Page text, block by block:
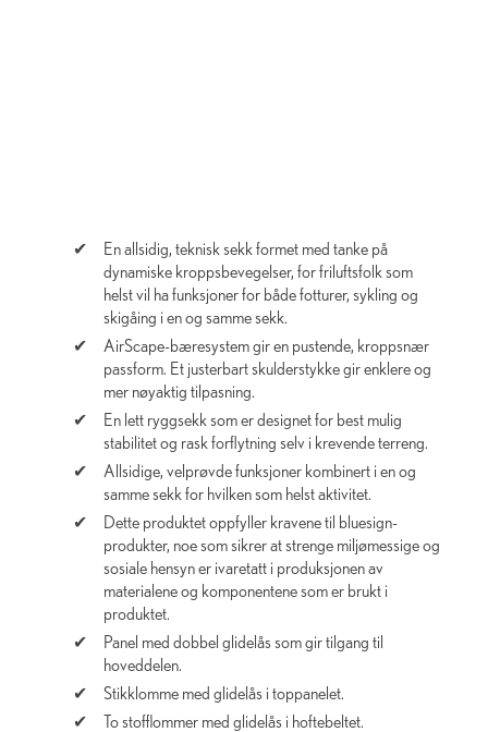
En allsidig, teknisk sekk formet med tanke på
dynamiske kroppsbevegelser, for friluftsfolk som
helst vil ha funksjoner for både fotturer, sykling og
skigåing i en og samme sekk.
AirScape-bæresystem gir en pustende, kroppsnær
passform. Et justerbart skulderstykke gir enklere og
mer nøyaktig tilpasning.
En lett ryggsekk som er designet for best mulig
stabilitet og rask forflytning selv i krevende terreng.
Allsidige, velprøvde funksjoner kombinert i en og
samme sekk for hvilken som helst aktivitet.
Dette produktet oppfyller kravene til bluesign-
produkter, noe som sikrer at strenge miljømessige og
sosiale hensyn er ivaretatt i produksjonen av
materialene og komponentene som er brukt i
produktet.
Panel med dobbel glidelås som gir tilgang til
hoveddelen.
Stikklomme med glidelås i toppanelet.
To stofflommer med glidelås i hoftebeltet.